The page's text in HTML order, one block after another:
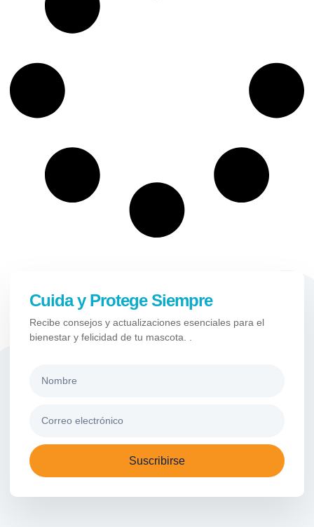
Cuida y Protege Siempre
Recibe consejos y actualizaciones esenciales para el
bienestar y felicidad de tu mascota. .
Suscribirse